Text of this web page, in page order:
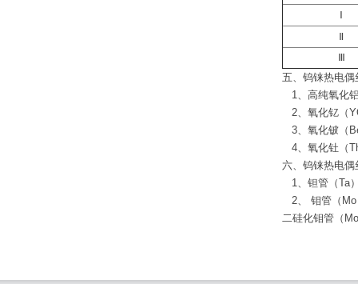
Ⅰ
Ⅱ
Ⅲ
五、钨铼热电
1、高纯氧化
2、氧化钇（
3、氧化铍（
4、氧化钍（
六、钨铼热电
1、钽管（Ta
2、 钼管（
二硅化钼管（